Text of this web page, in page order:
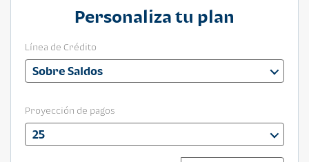
Personaliza tu plan
Línea de Crédito
Sobre Saldos
Proyección de pagos
25